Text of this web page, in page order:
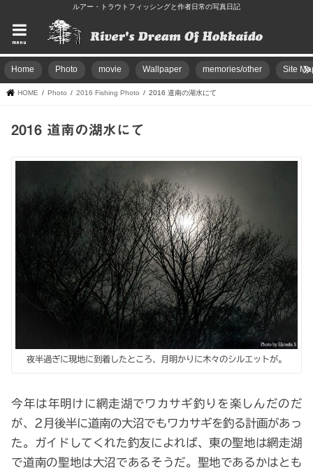
ルアー・トラウトフィッシングと作者日常の写真日記
menu
Home Photo movie Wallpaper memories/other Site
HOME Photo 2016 Fishing Photo 2016 道南の湖水にて
2016 道南の湖水にて
夜半過ぎに現地に到着したところ、月明かりに木々のシルエットが。
今年は年明けに網走湖でワカサギ釣りを楽しんだのだ
が、2月後半に道南の大沼でもワカサギを釣る計画があっ
た。ガイドしてくれた釣友によれば、東の聖地は網走湖
で道南の聖地は大沼であるそうだ。聖地であるかはとも